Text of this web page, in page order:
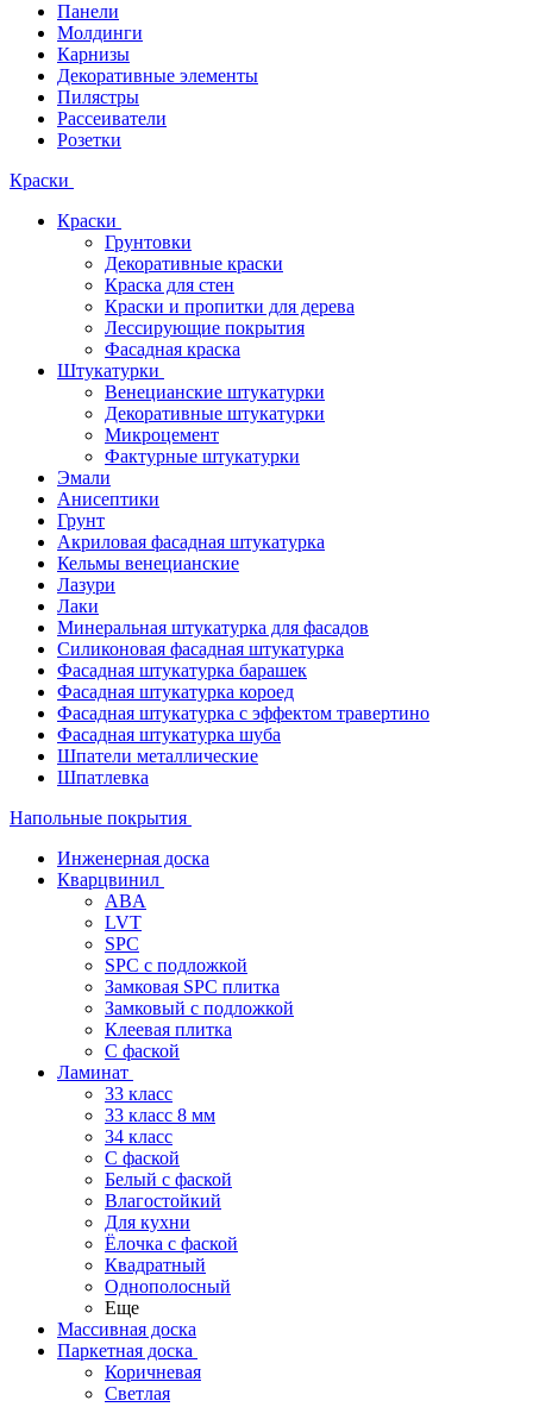
Панели
Молдинги
Карнизы
Декоративные элементы
Пилястры
Рассеиватели
Розетки
Краски
Краски
Грунтовки
Декоративные краски
Краска для стен
Краски и пропитки для дерева
Лессирующие покрытия
Фасадная краска
Штукатурки
Венецианские штукатурки
Декоративные штукатурки
Микроцемент
Фактурные штукатурки
Эмали
Анисептики
Грунт
Акриловая фасадная штукатурка
Кельмы венецианские
Лазури
Лаки
Минеральная штукатурка для фасадов
Силиконовая фасадная штукатурка
Фасадная штукатурка барашек
Фасадная штукатурка короед
Фасадная штукатурка с эффектом травертино
Фасадная штукатурка шуба
Шпатели металлические
Шпатлевка
Напольные покрытия
Инженерная доска
Кварцвинил
ABA
LVT
SPC
SPC с подложкой
Замковая SPC плитка
Замковый с подложкой
Клеевая плитка
С фаской
Ламинат
33 класс
33 класс 8 мм
34 класс
C фаской
Белый с фаской
Влагостойкий
Для кухни
Ёлочка с фаской
Квадратный
Однополосный
Еще
Массивная доска
Паркетная доска
Коричневая
Светлая